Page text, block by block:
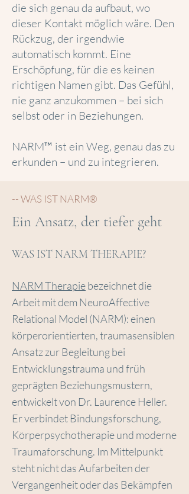
die sich genau da aufbaut, wo
dieser Kontakt möglich wäre. Den
Rückzug, der irgendwie
automatisch kommt. Eine
Erschöpfung, für die es keinen
richtigen Namen gibt. Das Gefühl,
nie ganz anzukommen – bei sich
selbst oder in Beziehungen.
NARM™ ist ein Weg, genau das zu
erkunden – und zu integrieren.
-- WAS IST NARM®
Ein Ansatz, der tiefer geht
WAS IST NARM THERAPIE?
NARM Therapiebezeichnet die
Arbeit mit dem NeuroAffective
Relational Model (NARM): einen
körperorientierten, traumasensiblen
Ansatz zur Begleitung bei
Entwicklungstrauma und früh
geprägten Beziehungsmustern,
entwickelt von Dr. Laurence Heller.
Er verbindet Bindungsforschung,
Körperpsychotherapie und moderne
Traumaforschung. Im Mittelpunkt
steht nicht das Aufarbeiten der
Vergangenheit oder das Bekämpfen